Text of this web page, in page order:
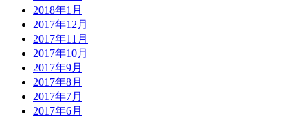
2018年1月
2017年12月
2017年11月
2017年10月
2017年9月
2017年8月
2017年7月
2017年6月